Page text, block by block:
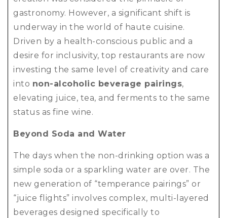
gastronomy. However, a significant shift is
underway in the world of haute cuisine.
Driven by a health-conscious public and a
desire for inclusivity, top restaurants are now
investing the same level of creativity and care
into non-alcoholic beverage pairings,
elevating juice, tea, and ferments to the same
status as fine wine.
Beyond Soda and Water
The days when the non-drinking option was a
simple soda or a sparkling water are over. The
new generation of “temperance pairings” or
“juice flights” involves complex, multi-layered
beverages designed specifically to